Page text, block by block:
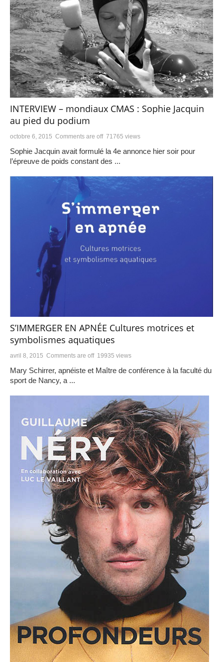
INTERVIEW – mondiaux CMAS : Sophie Jacquin
au pied du podium
octobre 6, 2015 Comments are off 71765 views
Sophie Jacquin avait formulé la 4e annonce hier soir pour
l’épreuve de poids constant des ...
S’IMMERGER EN APNÉE Cultures motrices et
symbolismes aquatiques
avril 8, 2015 Comments are off 19935 views
Mary Schirrer, apnéiste et Maître de conférence à la faculté du
sport de Nancy, a ...